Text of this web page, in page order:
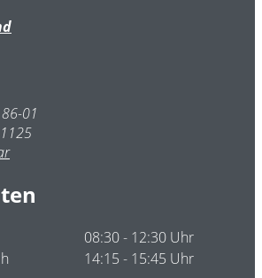
01
08:30 - 12:30 Uhr
14:15 - 15:45 Uhr